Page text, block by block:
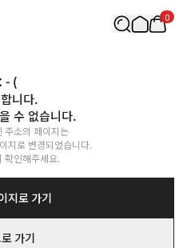
0
: - (
니다.
수 없습니다.
주소의 페이지는
지로 변경되었습니다.
확인해주세요.
지로 가기
가기